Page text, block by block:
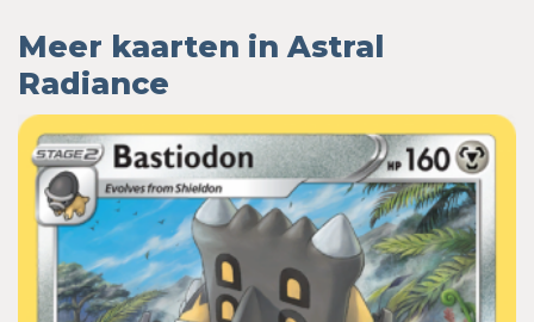
Meer kaarten in Astral
Radiance